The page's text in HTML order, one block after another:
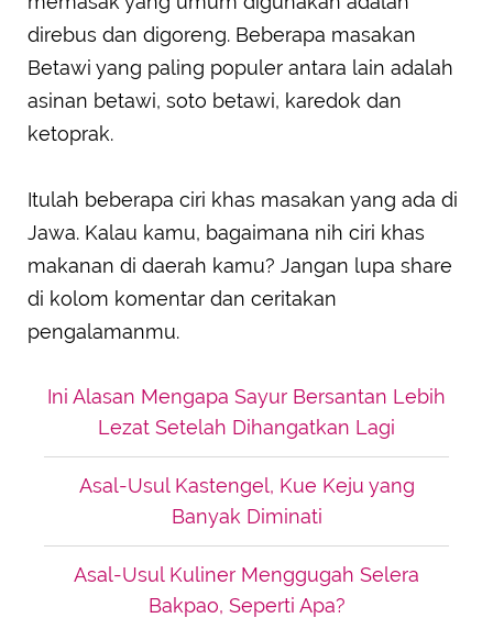
direbus dan digoreng. Beberapa masakan
Betawi yang paling populer antara lain adalah
asinan betawi, soto betawi, karedok dan
ketoprak.
Itulah beberapa ciri khas masakan yang ada di
Jawa. Kalau kamu, bagaimana nih ciri khas
makanan di daerah kamu? Jangan lupa share
di kolom komentar dan ceritakan
pengalamanmu.
Ini Alasan Mengapa Sayur Bersantan Lebih
Lezat Setelah Dihangatkan Lagi
Asal-Usul Kastengel, Kue Keju yang
Banyak Diminati
Asal-Usul Kuliner Menggugah Selera
Bakpao, Seperti Apa?